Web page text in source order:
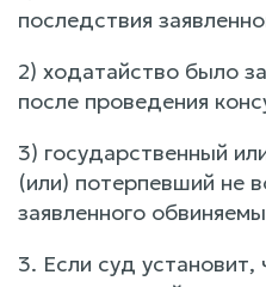
последствия
2) ходатайство было
после проведения
3) государственный
(или) потерпевший не
заявленного
3. Если суд